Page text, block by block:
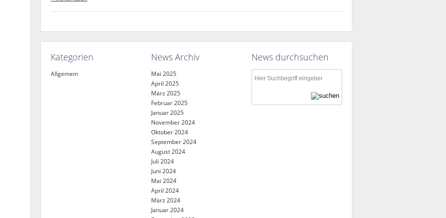
Kategorien
Allgemein
News Archiv
Mai 2025
April 2025
März 2025
Februar 2025
Januar 2025
November 2024
Oktober 2024
September 2024
August 2024
Juli 2024
Juni 2024
Mai 2024
April 2024
März 2024
Januar 2024
News durchsuchen